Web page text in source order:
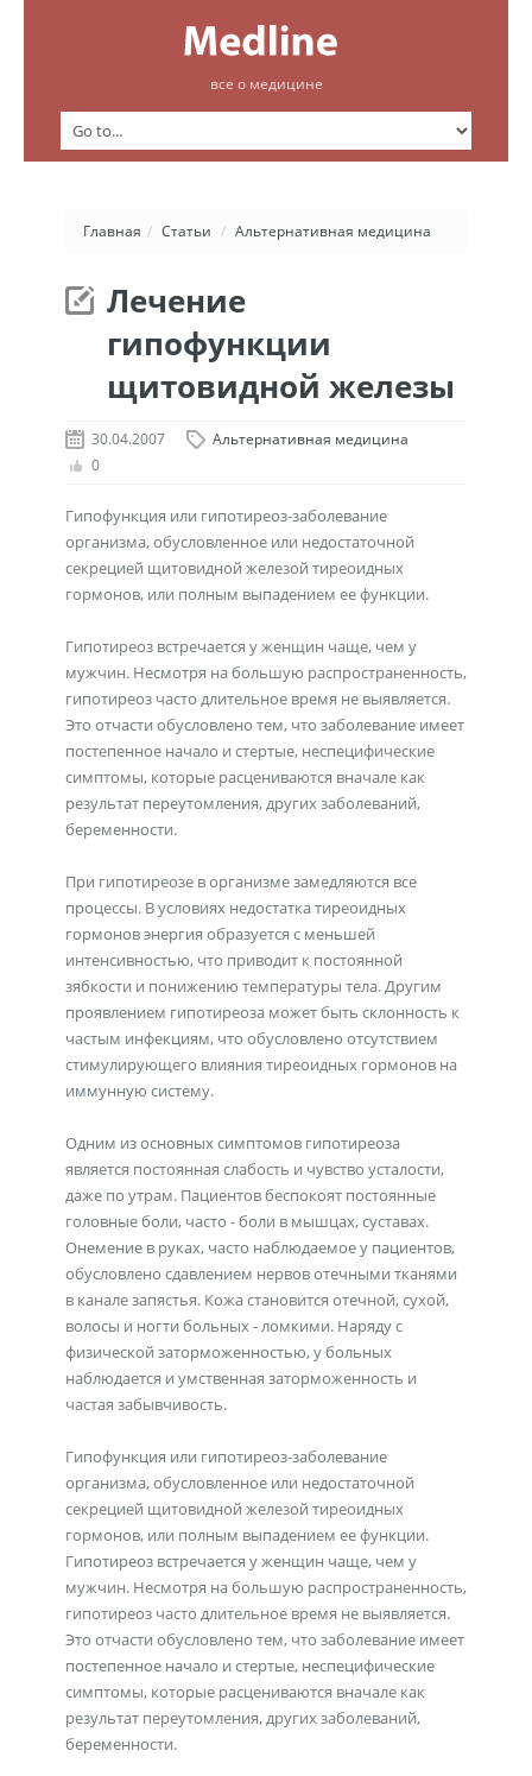
все о медицине
Главная / Статьи / Альтернативная медицина
Лечение
гипофункции
щитовидной железы
30.04.2007
Альтернативная медицина
0
Гипофункция или гипотиреоз-заболевание
организма, обусловленное или недостаточной
секрецией щитовидной железой тиреоидных
гормонов, или полным выпадением ее функции.
Гипотиреоз встречается у женщин чаще, чем у
мужчин. Несмотря на большую распространенность,
гипотиреоз часто длительное время не выявляется.
Это отчасти обусловлено тем, что заболевание имеет
постепенное начало и стертые, неспецифические
симптомы, которые расцениваются вначале как
результат переутомления, других заболеваний,
беременности.
При гипотиреозе в организме замедляются все
процессы. В условиях недостатка тиреоидных
гормонов энергия образуется с меньшей
интенсивностью, что приводит к постоянной
зябкости и понижению температуры тела. Другим
проявлением гипотиреоза может быть склонность к
частым инфекциям, что обусловлено отсутствием
стимулирующего влияния тиреоидных гормонов на
иммунную систему.
Одним из основных симптомов гипотиреоза
является постоянная слабость и чувство усталости,
даже по утрам. Пациентов беспокоят постоянные
головные боли, часто - боли в мышцах, суставах.
Онемение в руках, часто наблюдаемое у пациентов,
обусловлено сдавлением нервов отечными тканями
в канале запястья. Кожа становится отечной, сухой,
волосы и ногти больных - ломкими. Наряду с
физической заторможенностью, у больных
наблюдается и умственная заторможенность и
частая забывчивость.
Гипофункция или гипотиреоз-заболевание
организма, обусловленное или недостаточной
секрецией щитовидной железой тиреоидных
гормонов, или полным выпадением ее функции.
Гипотиреоз встречается у женщин чаще, чем у
мужчин. Несмотря на большую распространенность,
гипотиреоз часто длительное время не выявляется.
Это отчасти обусловлено тем, что заболевание имеет
постепенное начало и стертые, неспецифические
симптомы, которые расцениваются вначале как
результат переутомления, других заболеваний,
беременности.